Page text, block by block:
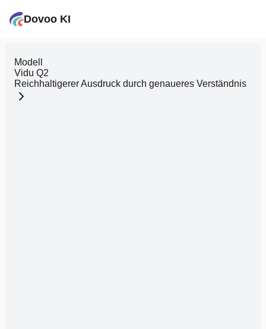
Dovoo KI
Modell
Vidu Q2
Reichhaltigerer Ausdruck durch genaueres Verständnis